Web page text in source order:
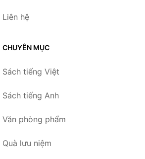
Liên hệ
CHUYÊN MỤC
Sách tiếng Việt
Sách tiếng Anh
Văn phòng phẩm
Quà lưu niệm